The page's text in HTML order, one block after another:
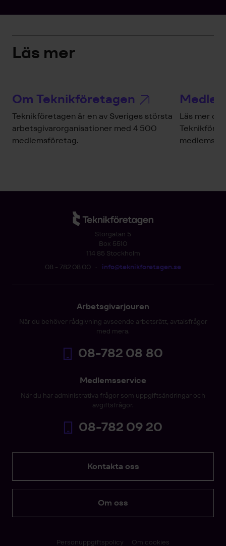
Läs mer
Om Teknikföretagen
Teknikföretagen är en av Sveriges största
arbetsgivarorganisationer med 4 500
medlemsföretag.
Läs mer
Storgatan 5
Box 5510
114 85 Stockholm
08 - 782 08 00 • info@teknikforetagen.se
Arbetsgivarjouren
När du behöver rådgivning avseende arbetsrätt, avtalsfrågor
med mera.
08-782 08 80
Medlemsservice
När du har administrativa frågor som uppgiftsändringar och
avgiftsfrågor.
08-782 09 20
Kontakta oss
Om oss
Personuppgiftspolicy Om cookies